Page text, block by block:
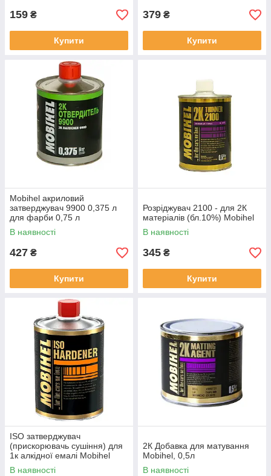
159 ₴
Купити
379 ₴
Купити
Mobihel акриловий
затверджувач 9900 0,375 л
для фарби 0,75 л
В наявності
427 ₴
Купити
Розріджувач 2100 - для 2К
матеріалів (бл.10%) Mobihel
В наявності
345 ₴
Купити
ISO затверджувач
(прискорювачь сушіння) для
1к алкідної емалі Mobihel
0,5л
В наявності
2К Добавка для матування
Mobihel, 0,5л
В наявності